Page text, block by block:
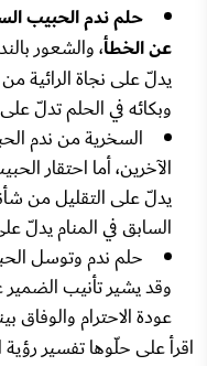
حلم ندم الحبيب
عن الخطأ، والشعور
يدلّ على نجاة الرائية
وبكائه في الحلم تدلّ
السخرية من ندم
الآخرين، أما احتقار
يدلّ على التقليل من
السابق في المنام يدلّ
حلم ندم وتوسل
وقد يشير تأنيب الضمير
عودة الاحترام والوفاق
اقرأ على حلّوها تفسير